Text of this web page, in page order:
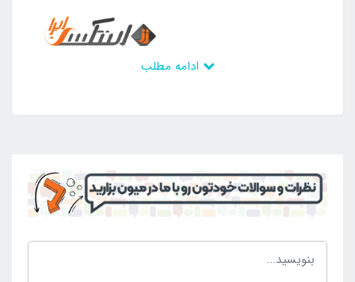
های ممکن در اختیار افراد برای خرید آن ها می باشد.
استخر بادی مد نظر طراحی فانتزی و زیبا دارد که طرح های
وجود است که تمامی علاقه مندان به این انیمیشن می